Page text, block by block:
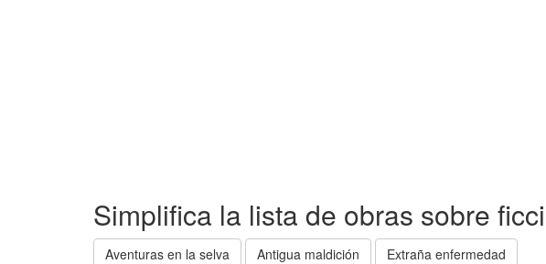
Simplifica la lista de obras sobre
Aventuras en la selva Antigua maldición Extraña enfermedad